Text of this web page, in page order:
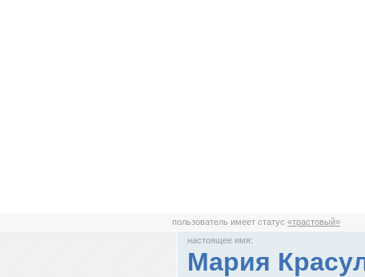
пользователь имеет статус«трастовый»
настоящее имя:
Мария